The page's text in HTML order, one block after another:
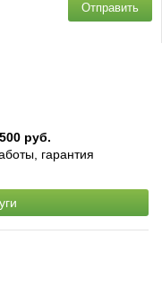
Отправить
500 руб.
гарантия